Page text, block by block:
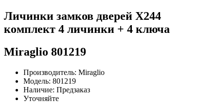
Личинки замков дверей Х244
комплект 4 личинки + 4 ключа
Miraglio 801219
Производитель: Miraglio
Модель: 801219
Наличие: Предзаказ
Уточняйте